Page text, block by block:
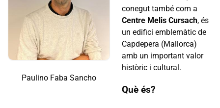
Paulino Faba Sancho
conegut també com a
Centre Melis Cursach, és
un edifici emblemàtic de
Capdepera (Mallorca)
amb un important valor
històric i cultural.
Què és?